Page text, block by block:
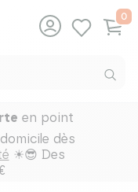
0
en point
dès
☀😎 Des